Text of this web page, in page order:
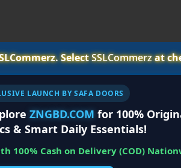
SelectSSLCommerzat
LAUNCH BY SAFA DOORS
ZNGBD.COM for 100%
& Smart Daily Essentials!
100% Cash on Delivery (COD)